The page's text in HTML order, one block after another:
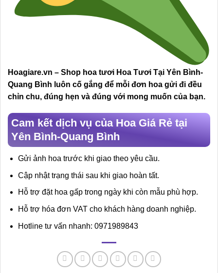
Hoagiare.vn – Shop hoa tươi Hoa Tươi Tại Yên Bình-
Quang Bình luôn cố gắng để mỗi đơn hoa gửi đi đều
chỉn chu, đúng hẹn và đúng với mong muốn của bạn.
Cam kết dịch vụ của Hoa Giá Rẻ tại
Yên Bình-Quang Bình
Gửi ảnh hoa trước khi giao theo yêu cầu.
Cập nhật trạng thái sau khi giao hoàn tất.
Hỗ trợ đặt hoa gấp trong ngày khi còn mẫu phù hợp.
Hỗ trợ hóa đơn VAT cho khách hàng doanh nghiệp.
Hotline tư vấn nhanh: 0971989843